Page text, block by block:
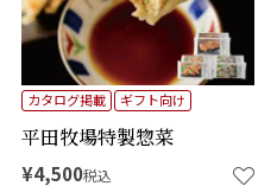
平田牧場特製惣菜
カタログ掲載 ギフト向け
¥4,500税込